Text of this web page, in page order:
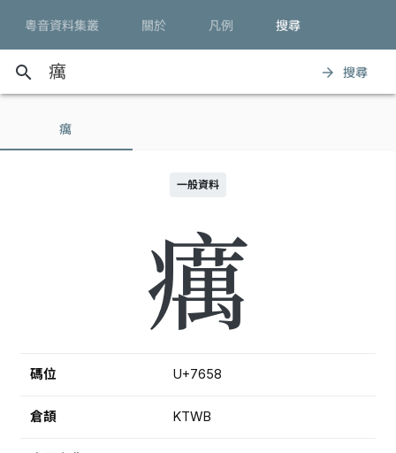
粵音資料集叢 關於 凡例 搜尋
search arrow_forward 搜尋
癘
一般資料
癘
碼位 U+7658
倉頡 KTWB